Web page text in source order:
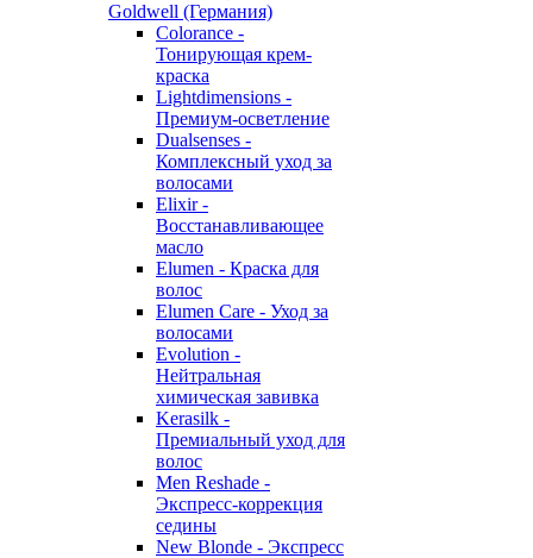
Goldwell (Германия)
Colorance -
Тонирующая крем-
краска
Lightdimensions -
Премиум-осветление
Dualsenses -
Комплексный уход за
волосами
Elixir -
Восстанавливающее
масло
Elumen - Краска для
волос
Elumen Care - Уход за
волосами
Evolution -
Нейтральная
химическая завивка
Kerasilk -
Премиальный уход для
волос
Men Reshade -
Экспресс-коррекция
седины
New Blonde - Экспресс